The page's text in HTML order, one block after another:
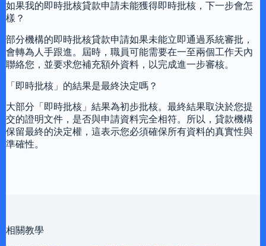
如果我的即時批核貸款申請未能獲得即時批核，下一步會怎
樣？
部分機構的即時批核貸款申請如果未能立即通過系統審批，
會轉為人手跟進。屆時，職員可能需要在一至兩個工作天內
聯絡您，並要求您補充額外資料，以完成進一步審核。
「即時批核」的結果是最終決定嗎？
大部分「即時批核」結果為初步批核。最終結果取決於您提
交的證明文件，是否與申請資料完全相符。所以，貸款機構
保留最終的決定權，這表示您必須確保所有資料的真實性與
準確性。
相關教學